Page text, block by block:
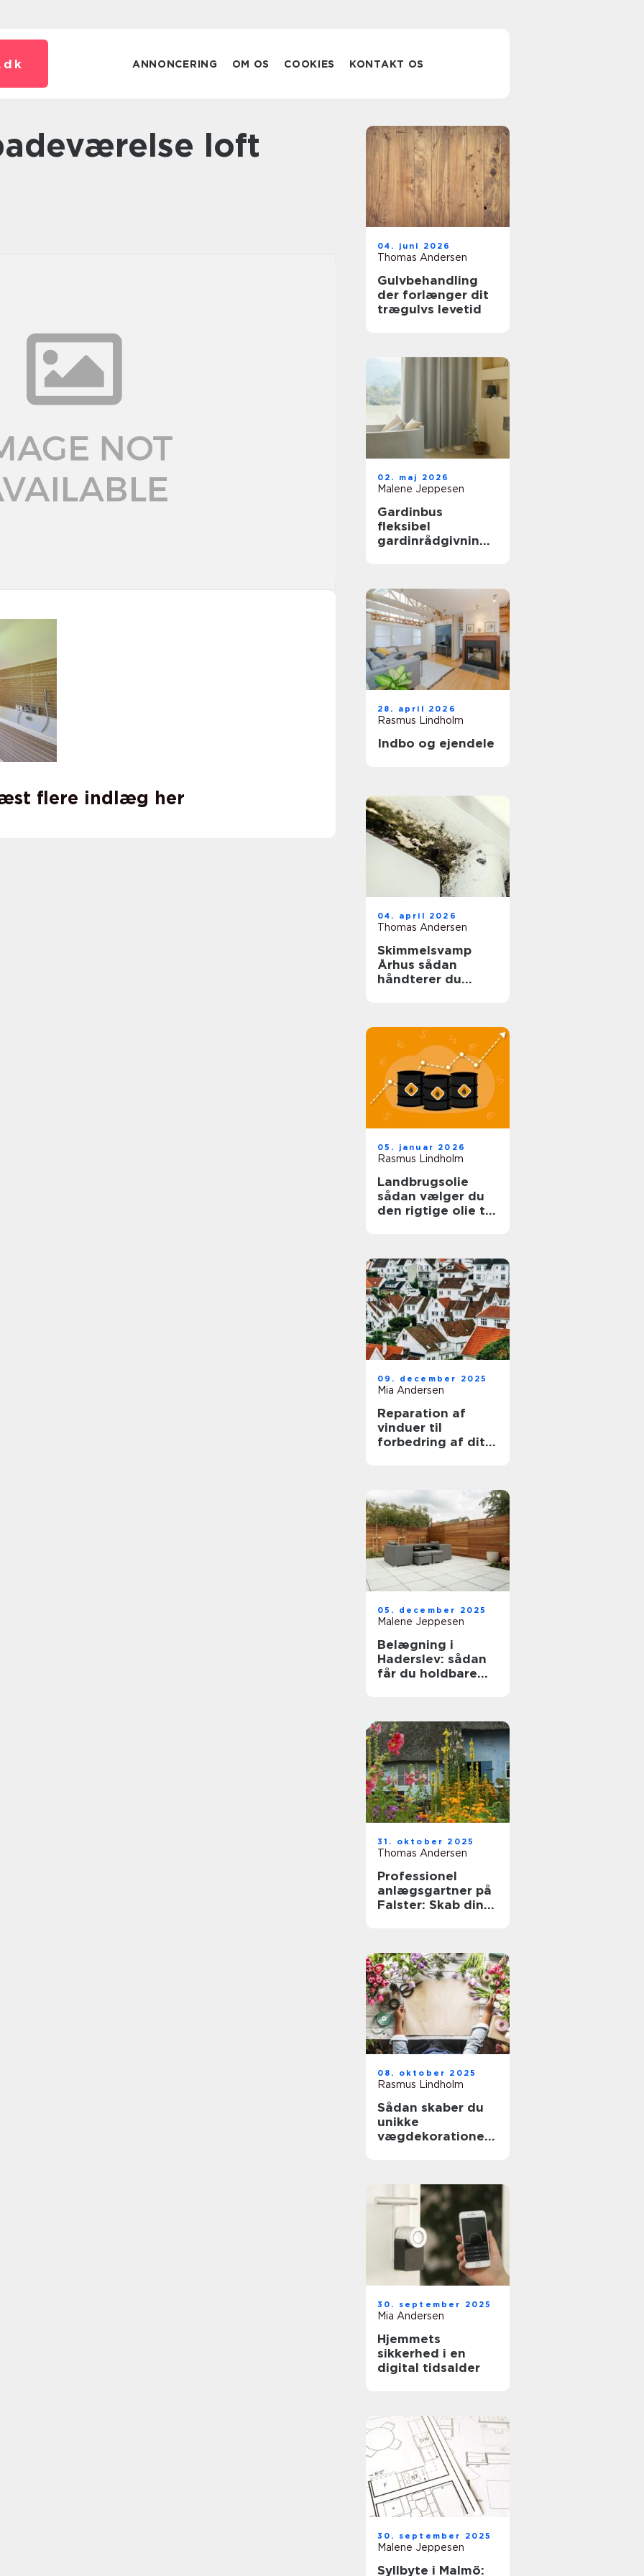
dk ANNONCERING OM OS COOKIES KONTAKT OS
flere indlæg her
04. juni 2026
Thomas Andersen
Gulvbehandling
der forlænger dit
trægulvs levetid
02. maj 2026
Malene Jeppesen
Gardinbus
fleksibel
gardinrådgivning
28. april 2026
Rasmus Lindholm
Indbo og ejendele
04. april 2026
Thomas Andersen
Skimmelsvamp
Århus sådan
håndterer du
05. januar 2026
Rasmus Lindholm
Landbrugsolie
sådan vælger du
den rigtige olie til
09. december 2025
Mia Andersen
Reparation af
vinduer til
forbedring af dit
05. december 2025
Malene Jeppesen
Belægning i
Haderslev: sådan
får du holdbare
31. oktober 2025
Thomas Andersen
Professionel
anlægsgartner på
Falster: Skab din
08. oktober 2025
Rasmus Lindholm
Sådan skaber du
unikke
vægdekorationer
30. september 2025
Mia Andersen
Hjemmets
sikkerhed i en
digital tidsalder
30. september 2025
Malene Jeppesen
Syllbyte i Malmö: